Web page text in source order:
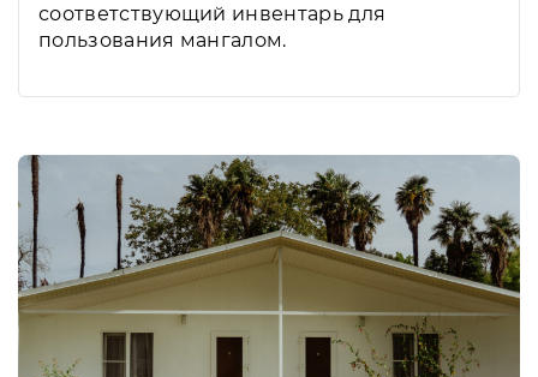
соответствующий инвентарь для
пользования мангалом.